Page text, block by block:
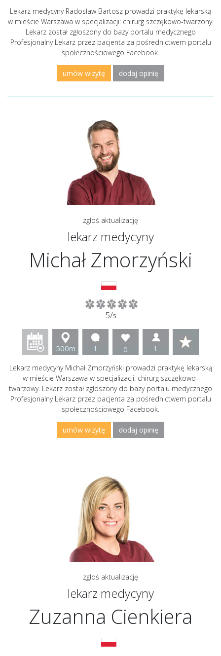
Lekarz medycyny Radosław Bartosz prowadzi praktykę lekarską
w mieście Warszawa w specjalizacji: chirurg szczękowo-twarzony.
Lekarz został zgłoszony do bazy portalu medycznego
Profesjonalny Lekarz przez pacjenta za pośrednictwem portalu
społecznościowego Facebook.
umów wizytę dodaj opinię
zgłoś aktualizację
lekarz medycyny
Michał Zmorzyński
5/5
500m 1 0 1
Lekarz medycyny Michał Zmorzyński prowadzi praktykę lekarską
w mieście Warszawa w specjalizacji: chirurg szczękowo-
twarzowy. Lekarz został zgłoszony do bazy portalu medycznego
Profesjonalny Lekarz przez pacjenta za pośrednictwem portalu
społecznościowego Facebook.
umów wizytę dodaj opinię
zgłoś aktualizację
lekarz medycyny
Zuzanna Cienkiera